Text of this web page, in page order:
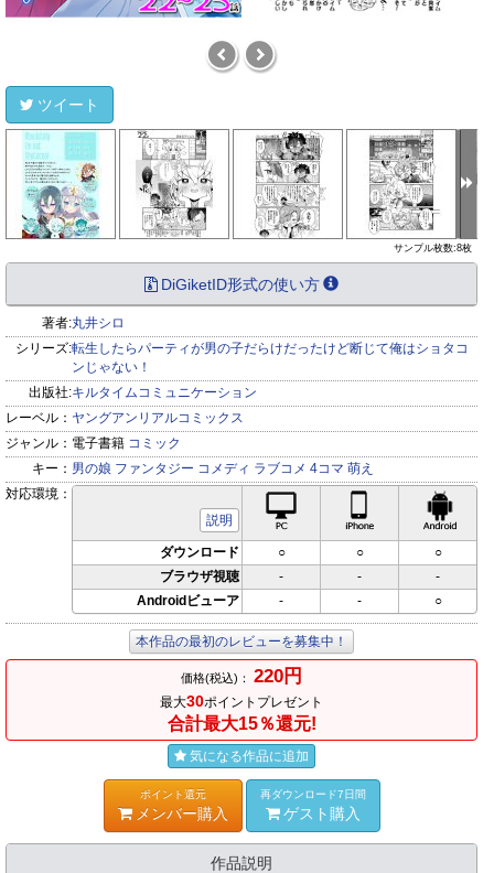
ツイート
サンプル枚数:8枚
DiGiketID形式の使い方
著者:丸井シロ
シリーズ:転生したらパーティが男の子だらけだったけど断じて俺はショタコ
ンじゃない！
出版社:キルタイムコミュニケーション
レーベル： ヤングアンリアルコミックス
ジャンル： 電子書籍 コミック
キー： 男の娘 ファンタジー コメディ ラブコメ 4コマ 萌え
対応環境：
説明
iPhone対応
ダウンロード ○ ○
○
ブラウザ視聴
- -
-
Androidビューア
- - ○
本作品の最初のレビューを募集中！
価格(税込)： 220円
最大30ポイントプレゼント
合計最大15％還元!
気になる作品に追加
ポイント還元
メンバー購入
再ダウンロード7日間
ゲスト購入
作品説明